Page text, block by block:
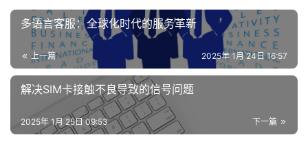
多语言客服：全球化时代的服务革新
上一篇 2025年 1月 24日 16:57
解决SIM卡接触不良导致的信号问题
下一篇
2025年 1月 25日 09:53